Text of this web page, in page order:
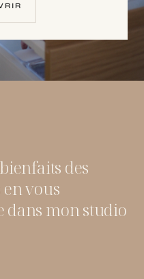
des
en vous
dans mon studio